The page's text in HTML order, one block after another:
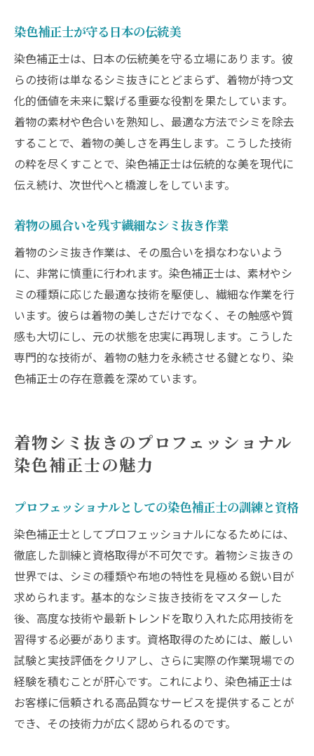
染色補正士が創る次世代の着物文化
シミ抜き技術で守る日本の伝統的美学
着物シミ抜きがもたらす未来への希望
染色補正士の着物シミ抜きで再発見される美
着物の隠れた美を引き出す染色補正の技
染色補正士が発見する新たな価値
見落とされがちな着物のディテールを蘇ら
せる
染色補正士の視点で見る着物の新たな魅力
シミ抜きが着物に与える新しい命
染色補正士の技術が示す美の再定義
着物シミ抜きの匠染色補正士が生み出す感動
染色補正士の技術に込められた感動の物語
着物復元のプロセスがもたらす感動
染色補正士のシミ抜きに見る職人技の真髄
感動を呼ぶ染色補正士の作品例
染色補正士が織り成す感動とその未来
染色補正士が守る日本の伝統美
染色補正士は、日本の伝統美を守る立場にあります。彼
らの技術は単なるシミ抜きにとどまらず、着物が持つ文
化的価値を未来に繋げる重要な役割を果たしています。
着物の素材や色合いを熟知し、最適な方法でシミを除去
することで、着物の美しさを再生します。こうした技術
の粋を尽くすことで、染色補正士は伝統的な美を現代に
伝え続け、次世代へと橋渡しをしています。
着物の風合いを残す繊細なシミ抜き作業
着物のシミ抜き作業は、その風合いを損なわないよう
に、非常に慎重に行われます。染色補正士は、素材やシ
ミの種類に応じた最適な技術を駆使し、繊細な作業を行
います。彼らは着物の美しさだけでなく、その触感や質
感も大切にし、元の状態を忠実に再現します。こうした
専門的な技術が、着物の魅力を永続させる鍵となり、染
色補正士の存在意義を深めています。
着物シミ抜きのプロフェッショナル
染色補正士の魅力
プロフェッショナルとしての染色補正士の訓練と資格
染色補正士としてプロフェッショナルになるためには、
徹底した訓練と資格取得が不可欠です。着物シミ抜きの
世界では、シミの種類や布地の特性を見極める鋭い目が
求められます。基本的なシミ抜き技術をマスターした
後、高度な技術や最新トレンドを取り入れた応用技術を
習得する必要があります。資格取得のためには、厳しい
試験と実技評価をクリアし、さらに実際の作業現場での
経験を積むことが肝心です。これにより、染色補正士は
お客様に信頼される高品質なサービスを提供することが
でき、その技術力が広く認められるのです。